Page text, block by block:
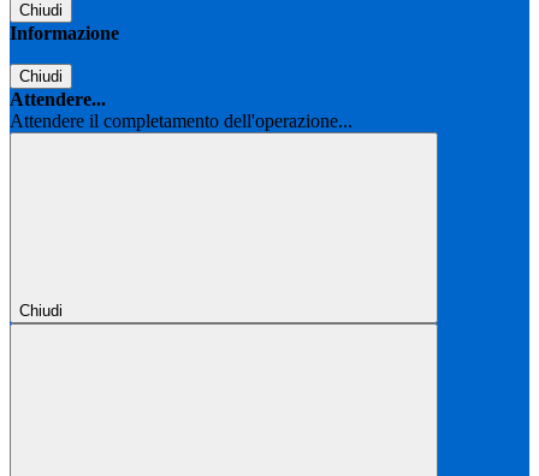
Chiudi
Informazione
Chiudi
Attendere...
Attendere il completamento dell'operazione...
Chiudi